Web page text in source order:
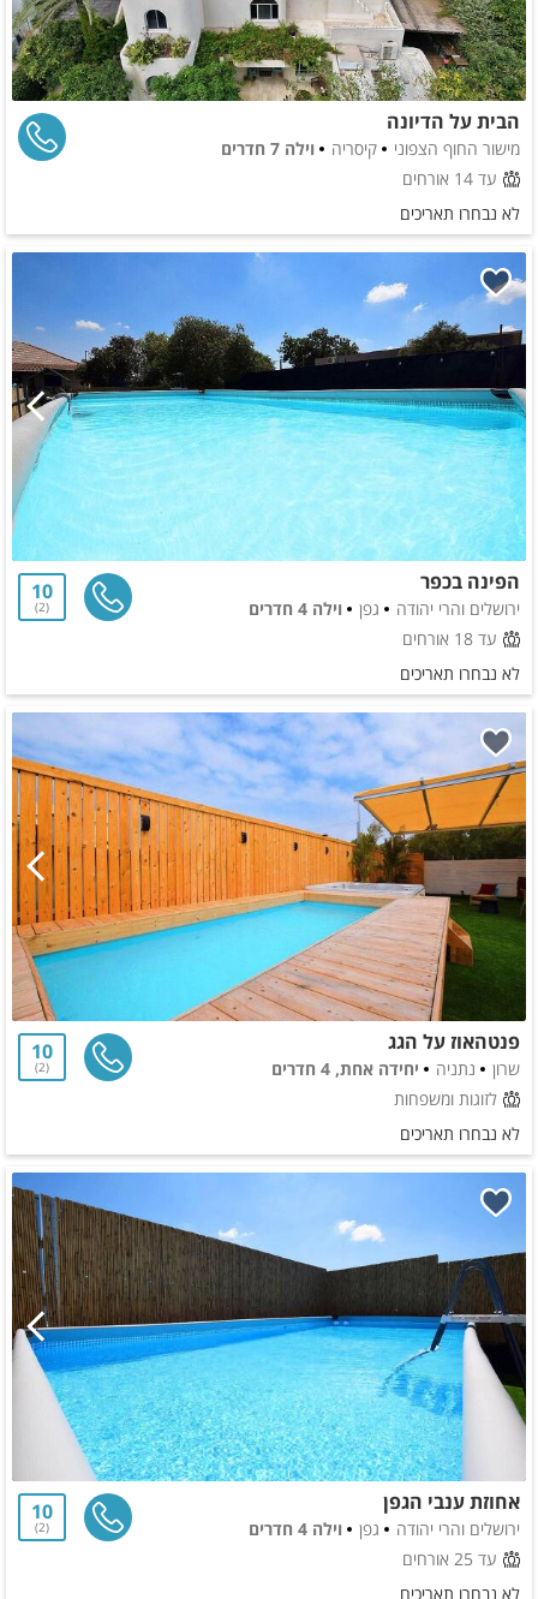
הבית על הדיונה
מישור החוף הצפוני קיסריה
וילה 7 חדרים
עד 14 אורחים
לא נבחרו תאריכים
הפינה בכפר
ירושלים והרי יהודה גפן
וילה 4 חדרים
עד 18 אורחים
10
2
לא נבחרו תאריכים
פנטהאוז על הגג
שרון נתניה
יחידה אחת, 4 חדרים
לזוגות ומשפחות
10
2
לא נבחרו תאריכים
אחוזת ענבי הגפן
ירושלים והרי יהודה גפן
וילה 4 חדרים
עד 25 אורחים
10
2
לא נבחרו תאריכים